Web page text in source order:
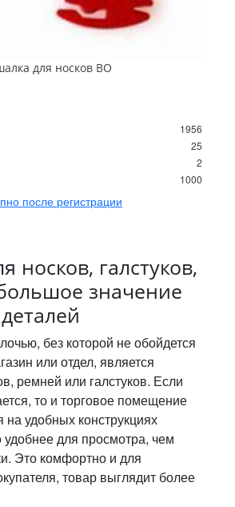
для носков ВО
1956
25
2
1000
после регистрации
носков, галстуков,
значение
без которой не обойдется
или отдел, является
ремней или галстуков. Если
то и торговое помещение
удобных конструкциях
удобнее для просмотра, чем
Это комфортно и для
товар выглядит более